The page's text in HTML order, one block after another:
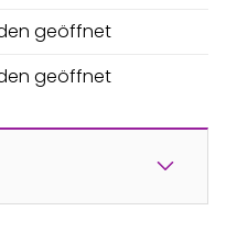
geöffnet
geöffnet